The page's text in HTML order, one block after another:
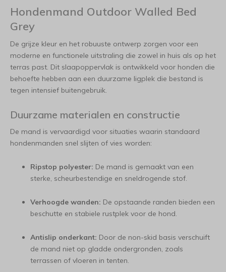
Hondenmand Outdoor Walled Bed
Grey
De grijze kleur en het robuuste ontwerp zorgen voor een
moderne en functionele uitstraling die zowel in huis als op het
terras past. Dit slaapoppervlak is ontwikkeld voor honden die
behoefte hebben aan een duurzame ligplek die bestand is
tegen intensief buitengebruik.
Duurzame materialen en constructie
De mand is vervaardigd voor situaties waarin standaard
hondenmanden snel slijten of vies worden:
Ripstop polyester: De mand is gemaakt van een
sterke, scheurbestendige en sneldrogende stof.
Verhoogde wanden: De opstaande randen bieden een
beschutte en stabiele rustplek voor de hond.
Antislip onderkant: Door de non-skid basis verschuift
de mand niet op gladde ondergronden, zoals
terrassen of vloeren in tenten.